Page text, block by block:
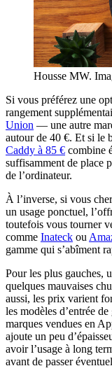
Housse MW.
Si vous préférez une
rangement
Union — une autre
autour de 40 €. Et si le
Caddy à 85 € combine
suffisamment de place
de l’ordinateur.
À l’inverse, si vous
un usage ponctuel,
toutefois vous tourner
comme Inateck ou
gamme qui s’abîment
Pour les plus gauches,
quelques mauvaises
aussi, les prix varient
les modèles d’entrée de
marques vendues en
ajoute un peu
avoir l’usage à long
avant de passer